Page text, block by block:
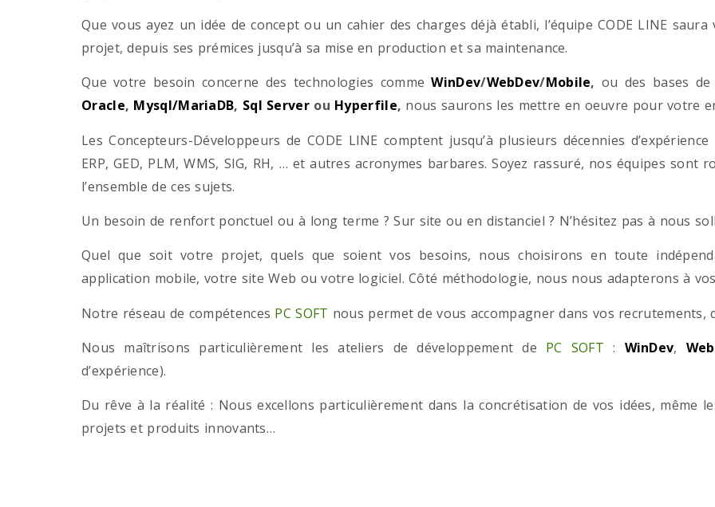
Que vous ayez un idée de concept ou un cahier des charges déjà établi, l’équipe CODE LINE
projet, depuis ses prémices jusqu’à sa mise en production et sa maintenance.
Que votre besoin concerne des technologies commeWinDev/WebDev/Mobile, ou des bases
Oracle, Mysql/MariaDB, Sql Serverou Hyperfile, nous saurons les mettre en oeuvre pour votre
Les Concepteurs-Développeurs de CODE LINE comptent jusqu’à plusieurs décennies
ERP, GED, PLM, WMS, SIG, RH, … et autres acronymes barbares. Soyez rassuré, nos équipes
l’ensemble de ces sujets.
Un besoin de renfort ponctuel ou à long terme ? Sur site ou en distanciel ? N’hésitez pas à nous
Quel que soit votre projet, quels que soient vos besoins, nous choisirons en toute
application mobile, votre site Web ou votre logiciel. Côté méthodologie, nous nous adapterons à
Notre réseau de compétences PC SOFT nous permet de vous accompagner dans vos
Nous maîtrisons particulièrement les ateliers de développement de PC SOFT : WinDev,
d’expérience).
Du rêve à la réalité : Nous excellons particulièrement dans la concrétisation de vos idées, même
projets et produits innovants…